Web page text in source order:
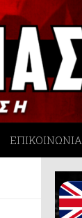
ΕΠΙΚΟΙΝΩΝΙΑ